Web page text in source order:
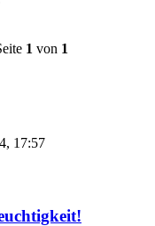
1 von 1
17:57